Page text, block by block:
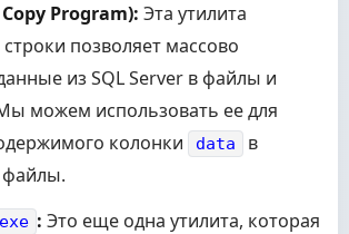
Program): Эта утилита
позволяет массово
из SQL Server в файлы и
можем использовать ее для
колонки
data
в
: Это еще одна утилита, которая